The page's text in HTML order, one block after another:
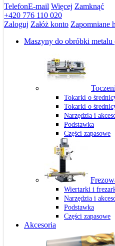
TelefonE-mail Więcej Zamknąć
+420 776 110 020
Zaloguj Załóż konto Zapomniane
Maszyny do obróbki metalu
Tokarki o
Tokarki o
Narzędzia i
Podstawka
Części zapasowe
Wiertarki i
Narzędzia i
Podstawka
Części zapasowe
Akcesoria